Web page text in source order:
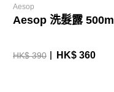
Aesop
Aesop 洗髮露 500ml
HK$ 390 HK$ 360